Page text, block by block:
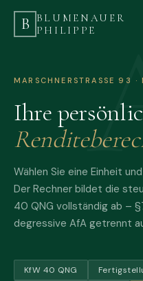
B
BLUMENAUER
PHILIPPE
MARSCHNERSTRASSE 93 ·
Ihre
Wählen Sie eine Einheit
Der Rechner bildet die
40 QNG vollständig ab –
degressive AfA getrennt
KfW 40 QNG